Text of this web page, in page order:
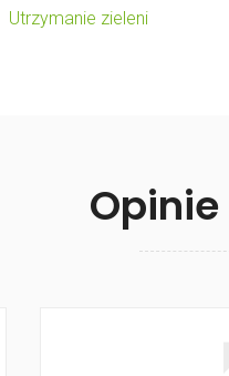
Utrzymanie zieleni
Opinie